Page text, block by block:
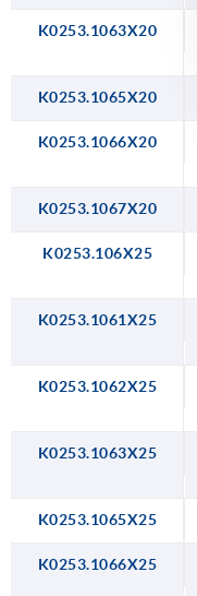
K0253.1063X20
K0253.1065X20
K0253.1066X20
K0253.1067X20
K0253.106X25
K0253.1061X25
K0253.1062X25
K0253.1063X25
K0253.1065X25
K0253.1066X25